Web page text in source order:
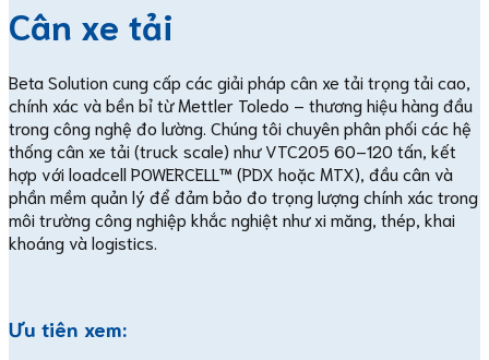
Cân xe tải
Beta Solution cung cấp các giải pháp cân xe tải trọng tải cao,
chính xác và bền bỉ từ Mettler Toledo – thương hiệu hàng đầu
trong công nghệ đo lường. Chúng tôi chuyên phân phối các hệ
thống cân xe tải (truck scale) như VTC205 60–120 tấn, kết
hợp với loadcell POWERCELL™ (PDX hoặc MTX), đầu cân và
phần mềm quản lý để đảm bảo đo trọng lượng chính xác trong
môi trường công nghiệp khắc nghiệt như xi măng, thép, khai
khoáng và logistics.
Ưu tiên xem: